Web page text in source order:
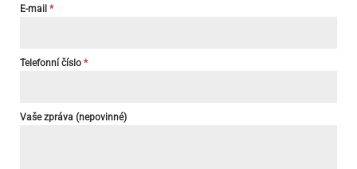
E-mail *
Telefonní číslo *
Vaše zpráva (nepovinné)